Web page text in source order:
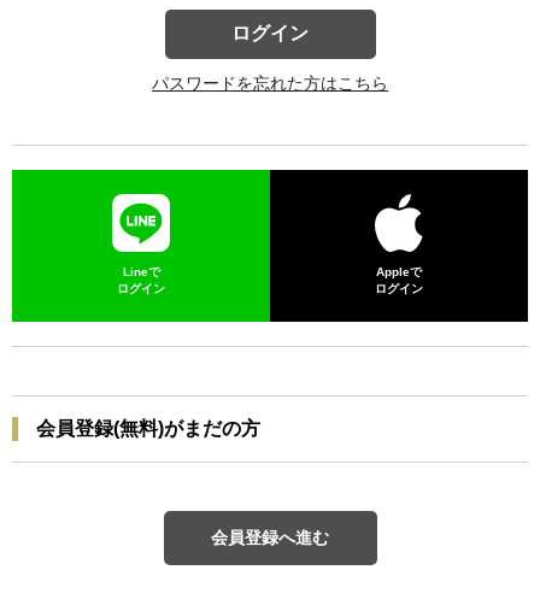
ログイン
パスワードを忘れた方はこちら
Lineで
ログイン
Appleで
ログイン
会員登録(無料)がまだの方
会員登録へ進む